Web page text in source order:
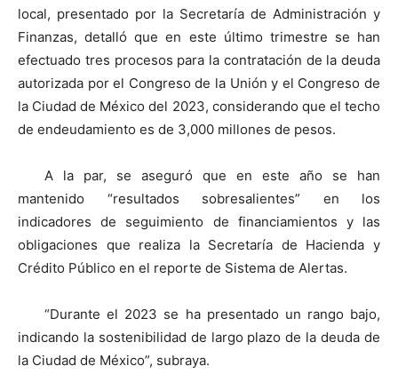
local, presentado por la Secretaría de Administración y
Finanzas, detalló que en este último trimestre se han
efectuado tres procesos para la contratación de la deuda
autorizada por el Congreso de la Unión y el Congreso de
la Ciudad de México del 2023, considerando que el techo
de endeudamiento es de 3,000 millones de pesos.
A la par, se aseguró que en este año se han
mantenido “resultados sobresalientes” en los
indicadores de seguimiento de financiamientos y las
obligaciones que realiza la Secretaría de Hacienda y
Crédito Público en el reporte de Sistema de Alertas.
“Durante el 2023 se ha presentado un rango bajo,
indicando la sostenibilidad de largo plazo de la deuda de
la Ciudad de México”, subraya.